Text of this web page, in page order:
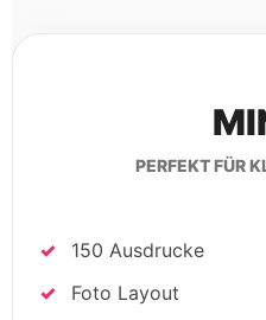
PERFEKT FÜR
150 Ausdrucke
Foto Layout